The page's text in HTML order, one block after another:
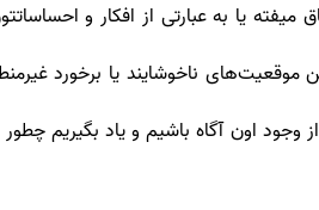
یا به عبارتی از افکار و
ناخوشایند یا برخورد
اون آگاه باشیم و یاد بگیریم